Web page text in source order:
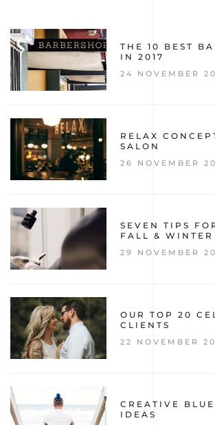
THE 10 BEST
IN 2017
24 NOVEMBER
RELAX
SALON
26 NOVEMBER
SEVEN TIPS
FALL & WINTER
29 NOVEMBER
OUR TOP 20
CLIENTS
22 NOVEMBER
CREATIVE
IDEAS